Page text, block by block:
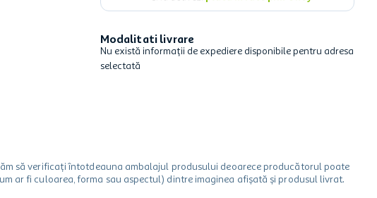
Modalitati livrare
Nu există informații de expediere disponibile pentru adresa
selectată
să verificați întotdeauna ambalajul produsului deoarece producătorul poate
ar fi culoarea, forma sau aspectul) dintre imaginea afișată și produsul livrat.